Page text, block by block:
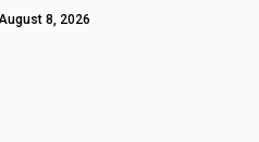
8, 2026